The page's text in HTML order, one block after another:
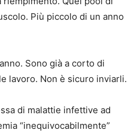
Più piccolo di un anno
Sono già a corto di
lavoro. Non è sicuro inviarli.
di malattie infettive ad
“inequivocabilmente”